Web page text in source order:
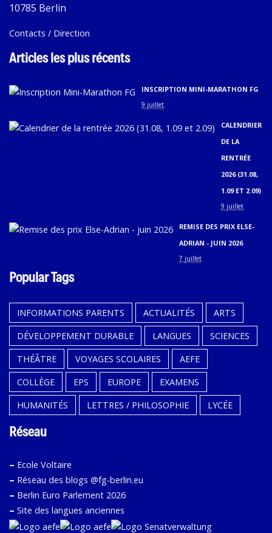
10785 Berlin
Contacts / Direction
Articles les plus récents
INSCRIPTION MINI-MARATHON FG
9 juillet
CALENDRIER
DE LA
RENTRÉE
2026 (31.08,
1.09 ET 2.09)
9 juillet
REMISE DES PRIX ELSE-
ADRIAN - JUIN 2026
7 juillet
Popular Tags
INFORMATIONS PARENTS ACTUALITÉS
ARTS
DÉVELOPPEMENT DURABLE
LANGUES
SCIENCES
THÉÂTRE
VOYAGES SCOLAIRES
AEFE
COLLÈGE
EPS EUROPE
EXAMENS
HUMANITÉS
LETTRES / PHILOSOPHIE LYCÉE
Réseau
– Ecole Voltaire
– Réseau des blogs @fg-berlin.eu
– Berlin Euro Parlement 2026
– Site des langues anciennes